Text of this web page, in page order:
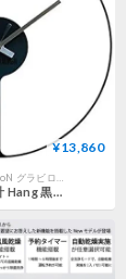
¥13,860
ひっ掛け時計 Hang 黒皮鉄